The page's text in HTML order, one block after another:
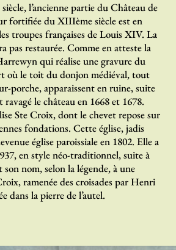
l’ancienne partie du Château de
fortifiée du XIIIème siècle est en
troupes françaises de Louis XIV. La
pas restaurée. Comme en atteste la
qui réalise une gravure du
où le toit du donjon médiéval, tout
porche, apparaissent en ruine, suite
le château en 1668 et 1678.
Ste Croix, dont le chevet repose sur
fondations. Cette église, jadis
église paroissiale en 1802. Elle a
en style néo-traditionnel, suite à
nom, selon la légende, à une
ramenée des croisades par Henri
dans la pierre de l’autel.